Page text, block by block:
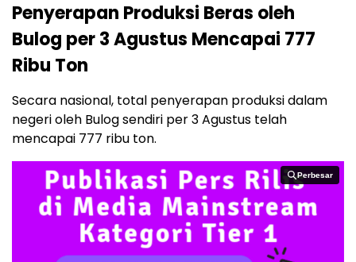
Penyerapan Produksi Beras oleh
Bulog per 3 Agustus Mencapai 777
Ribu Ton
Secara nasional, total penyerapan produksi dalam
negeri oleh Bulog sendiri per 3 Agustus telah
mencapai 777 ribu ton.
Perbesar
Perbesar